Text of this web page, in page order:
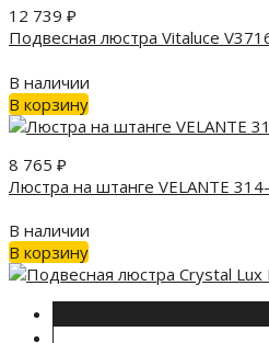
12 739 ₽
Подвесная люстра Vitaluce
В наличии
В корзину
8 765 ₽
Люстра на штанге VELANTE
В наличии
В корзину